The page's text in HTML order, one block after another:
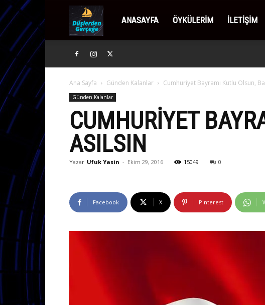
Düşlerden
ANASAYFA ÖYKÜLERIM İLETIŞIM
Ana Sayfa Günden Kalanlar Cumhuriyet Bayramı Kutlu Olsun,
Günden Kalanlar
CUMHURIYET
ASILSIN
Yazar Ufuk Yasin - Ekim 29, 2016 15049 0
Facebook X Pinterest